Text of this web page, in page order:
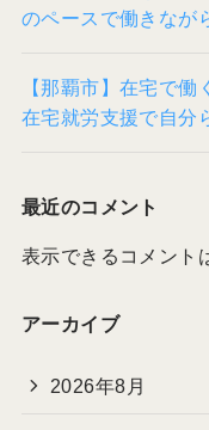
のペースで働きなが
【那覇市】在宅で
在宅就労支援で自分
最近のコメント
表示できるコメント
アーカイブ
2026年8月